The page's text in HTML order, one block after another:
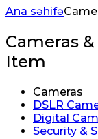
Ana səhifə
Cameras
Item
Cameras
DSLR
Digital
Security &